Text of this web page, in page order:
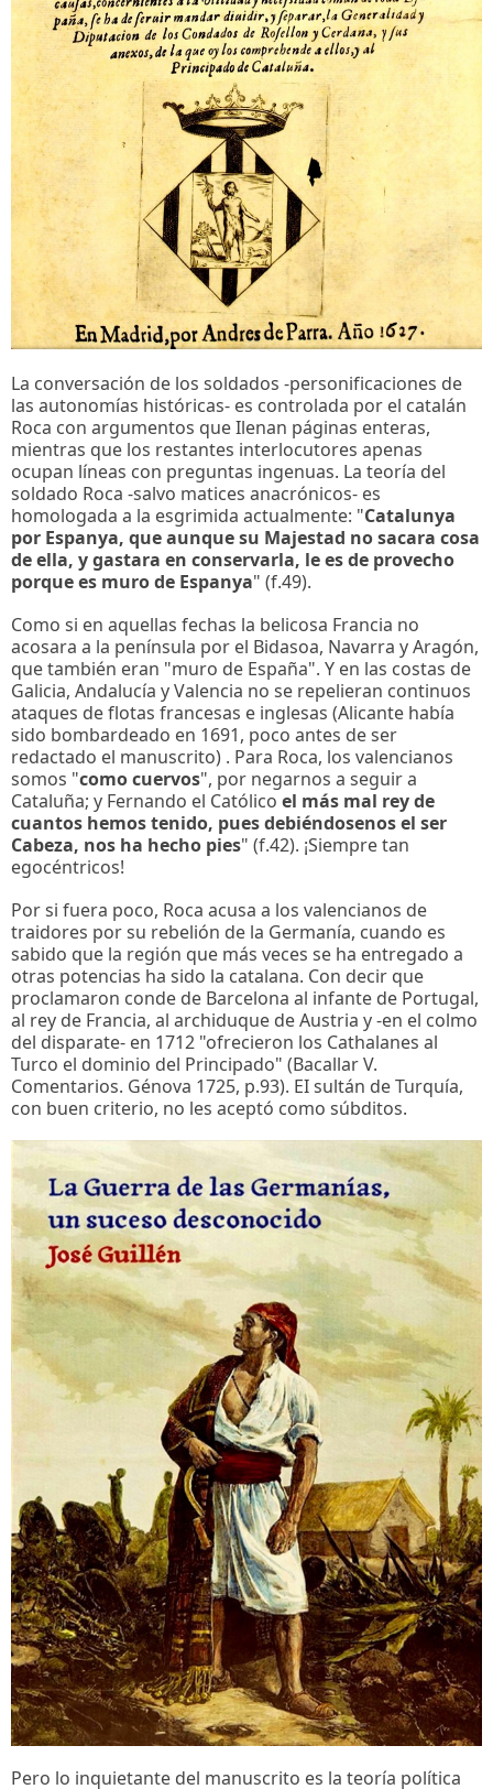
La conversación de los soldados -personificaciones de
las autonomías históricas- es controlada por el catalán
Roca con argumentos que Ilenan páginas enteras,
mientras que los restantes interlocutores apenas
ocupan líneas con preguntas ingenuas. La teoría del
soldado Roca -salvo matices anacrónicos- es
homologada a la esgrimida actualmente: "Catalunya
por Espanya, que aunque su Majestad no sacara cosa
de ella, y gastara en conservarla, le es de provecho
porque es muro de Espanya" (f.49).
Como si en aquellas fechas la belicosa Francia no
acosara a la península por el Bidasoa, Navarra y Aragón,
que también eran "muro de España". Y en las costas de
Galicia, Andalucía y Valencia no se repelieran continuos
ataques de flotas francesas e inglesas (Alicante había
sido bombardeado en 1691, poco antes de ser
redactado el manuscrito) . Para Roca, los valencianos
somos "como cuervos", por negarnos a seguir a
Cataluña; y Fernando el Católico el más mal rey de
cuantos hemos tenido, pues debiéndosenos el ser
Cabeza, nos ha hecho pies" (f.42). ¡Siempre tan
egocéntricos!
Por si fuera poco, Roca acusa a los valencianos de
traidores por su rebelión de la Germanía, cuando es
sabido que la región que más veces se ha entregado a
otras potencias ha sido la catalana. Con decir que
proclamaron conde de Barcelona al infante de Portugal,
al rey de Francia, al archiduque de Austria y -en el colmo
del disparate- en 1712 "ofrecieron los Cathalanes al
Turco el dominio del Principado" (Bacallar V.
Comentarios. Génova 1725, p.93). EI sultán de Turquía,
con buen criterio, no les aceptó como súbditos.
Pero lo inquietante del manuscrito es la teoría política